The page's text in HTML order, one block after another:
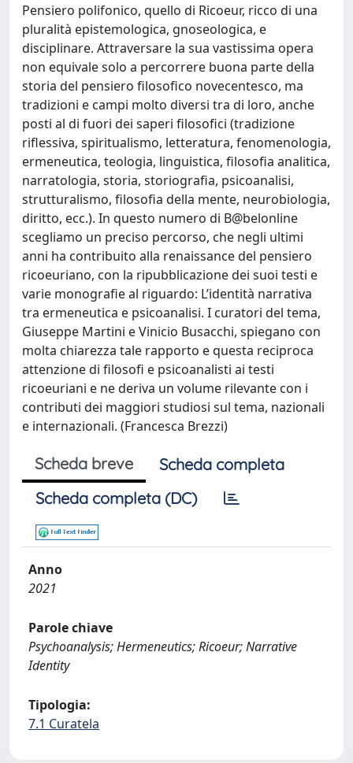
Pensiero polifonico, quello di Ricoeur, ricco di una
pluralità epistemologica, gnoseologica, e
disciplinare. Attraversare la sua vastissima opera
non equivale solo a percorrere buona parte della
storia del pensiero filosofico novecentesco, ma
tradizioni e campi molto diversi tra di loro, anche
posti al di fuori dei saperi filosofici (tradizione
riflessiva, spiritualismo, letteratura, fenomenologia,
ermeneutica, teologia, linguistica, filosofia analitica,
narratologia, storia, storiografia, psicoanalisi,
strutturalismo, filosofia della mente, neurobiologia,
diritto, ecc.). In questo numero di B@belonline
scegliamo un preciso percorso, che negli ultimi
anni ha contribuito alla renaissance del pensiero
ricoeuriano, con la ripubblicazione dei suoi testi e
varie monografie al riguardo: L’identità narrativa
tra ermeneutica e psicoanalisi. I curatori del tema,
Giuseppe Martini e Vinicio Busacchi, spiegano con
molta chiarezza tale rapporto e questa reciproca
attenzione di filosofi e psicoanalisti ai testi
ricoeuriani e ne deriva un volume rilevante con i
contributi dei maggiori studiosi sul tema, nazionali
e internazionali. (Francesca Brezzi)
Scheda breve
Scheda completa
Scheda completa (DC)
Anno
2021
Parole chiave
Psychoanalysis; Hermeneutics; Ricoeur; Narrative
Identity
Tipologia:
7.1 Curatela